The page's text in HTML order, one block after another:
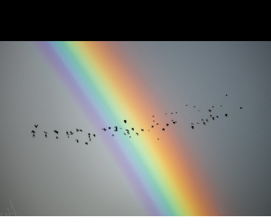
הזמינו פעילויות וטיולים מודרכים
המגזין – כל מה שקורה בטבע